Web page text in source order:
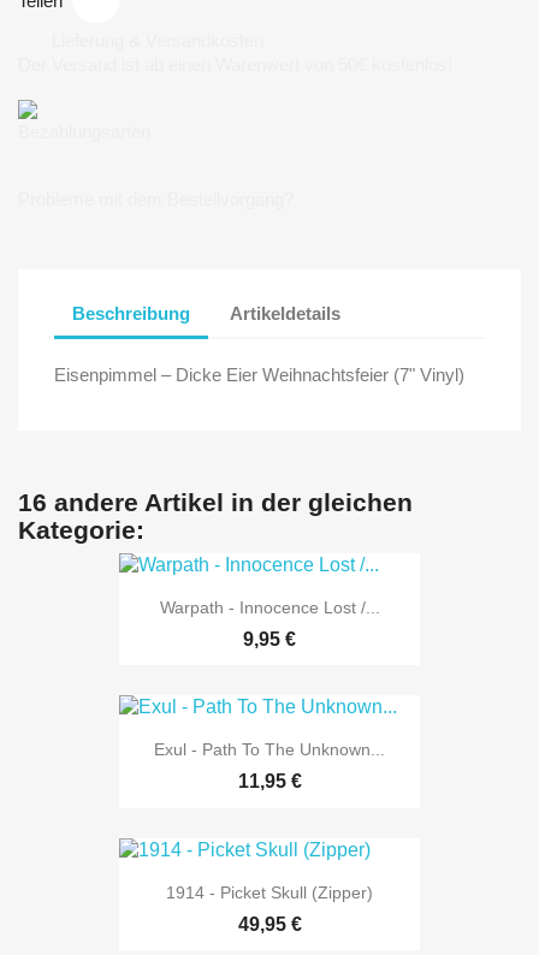
Beschreibung Artikeldetails
Eisenpimmel – Dicke Eier Weihnachtsfeier (7" Vinyl)
16 andere Artikel in der gleichen
Kategorie:
Warpath - Innocence Lost /...
9,95 €
Exul - Path To The Unknown...
11,95 €
1914 - Picket Skull (Zipper)
49,95 €